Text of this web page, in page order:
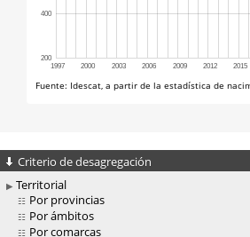
Criterio de desagregación
Territorial
Por provincias
Por ámbitos
Por comarcas